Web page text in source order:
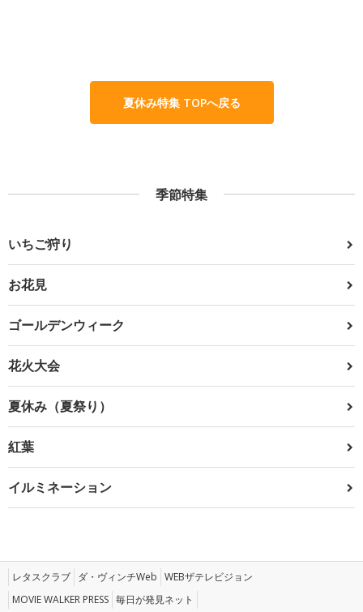
夏休み特集 TOPへ戻る
季節特集
いちご狩り
お花見
ゴールデンウィーク
花火大会
夏休み（夏祭り）
紅葉
イルミネーション
レタスクラブ ダ・ヴィンチWeb WEBザテレビジョン
MOVIE WALKER PRESS 毎日が発見ネット